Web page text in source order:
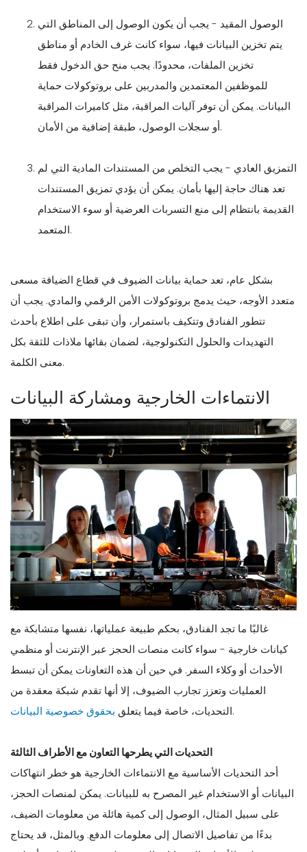
الوصول المقيد - يجب أن يكون الوصول إلى المناطق التي
يتم تخزين البيانات فيها، سواء كانت غرف الخادم أو مناطق
تخزين الملفات، محدودًا. يجب منح حق الدخول فقط
للموظفين المعتمدين والمدربين على بروتوكولات حماية
البيانات. يمكن أن توفر آليات المراقبة، مثل كاميرات المراقبة
أو سجلات الوصول، طبقة إضافية من الأمان.
التمزيق العادي - يجب التخلص من المستندات المادية التي لم
تعد هناك حاجة إليها بأمان. يمكن أن يؤدي تمزيق المستندات
القديمة بانتظام إلى منع التسربات العرضية أو سوء الاستخدام
المتعمد.
بشكل عام، تعد حماية بيانات الضيوف في قطاع الضيافة مسعى
متعدد الأوجه، حيث يدمج بروتوكولات الأمن الرقمي والمادي. يجب أن
تتطور الفنادق وتتكيف باستمرار، وأن تبقى على اطلاع بأحدث
التهديدات والحلول التكنولوجية، لضمان بقائها ملاذات للثقة بكل
معنى الكلمة.
الانتماءات الخارجية ومشاركة البيانات
غالبًا ما تجد الفنادق، بحكم طبيعة عملياتها، نفسها متشابكة مع
كيانات خارجية - سواء كانت منصات الحجز عبر الإنترنت أو منظمي
الأحداث أو وكلاء السفر. في حين أن هذه التعاونات يمكن أن تبسط
العمليات وتعزز تجارب الضيوف، إلا أنها تقدم شبكة معقدة من
التحديات، خاصة فيما يتعلق بحقوق خصوصية البيانات .
التحديات التي يطرحها التعاون مع الأطراف الثالثة
أحد التحديات الأساسية مع الانتماءات الخارجية هو خطر انتهاكات
البيانات أو الاستخدام غير المصرح به للبيانات. يمكن لمنصات الحجز،
على سبيل المثال، الوصول إلى كمية هائلة من معلومات الضيف،
بدءًا من تفاصيل الاتصال إلى معلومات الدفع. وبالمثل، قد يحتاج